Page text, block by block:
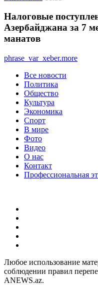
Налоговые
Азербайджана за 7
манатов
phrase_var_xeber.more
Все новости
Политика
Общество
Культура
Экономика
Спорт
В мире
Фото
Видео
О нас
Контакт
Профессиональная
Любое использование
соблюдении правил
ANEWS.az.